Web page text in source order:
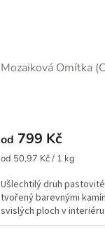
Mozaiková Omítka
produktu
5,0
z
5
hvězdiček.
od 799 Kč
Měrná
od 50,97 Kč / 1 kg
Ušlechtilý druh
tvořený barevnými
svislých ploch v